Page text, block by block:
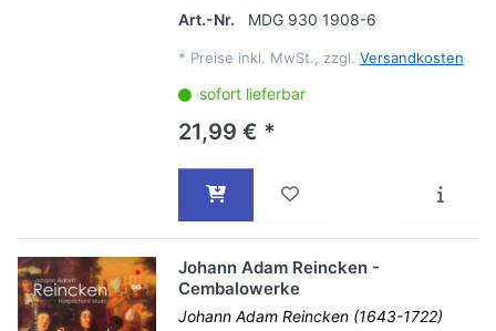
Art.-Nr.
MDG 930 1908-6
* Preise inkl. MwSt., zzgl. Versandkosten
sofort lieferbar
21,99 € *
Johann Adam Reincken -
Cembalowerke
Johann Adam Reincken (1643-1722)